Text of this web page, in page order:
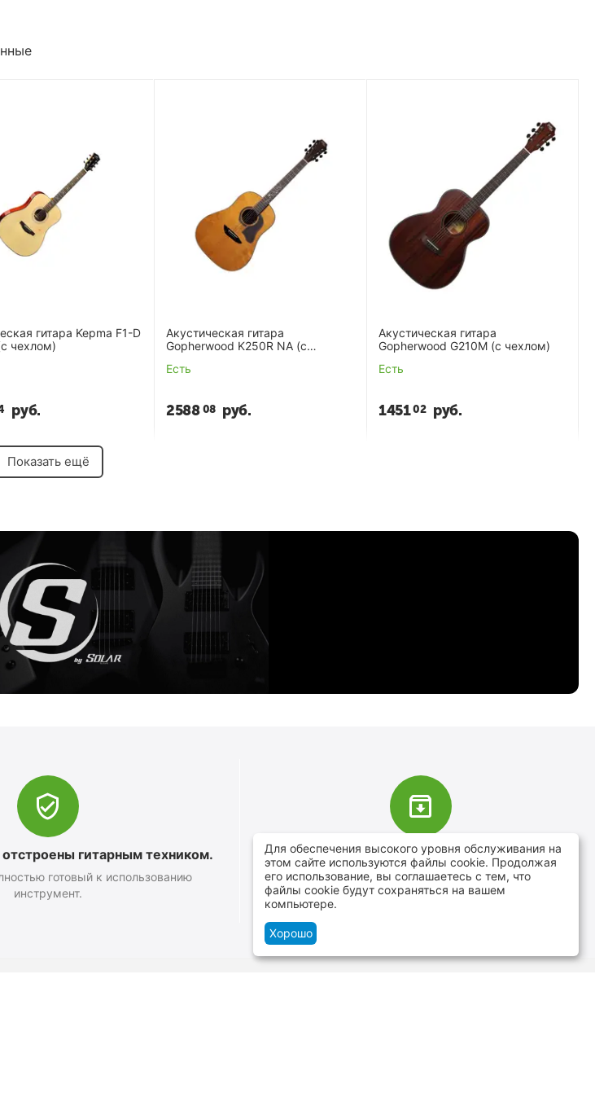
гитара Kepma F1-D
чехлом)
руб.
Акустическая гитара
Gopherwood K250R NA (с
Есть
2588 08 руб.
Акустическая гитара
Gopherwood G210M (с чехлом)
Есть
145102 руб.
Показать ещё
гитарным техником.
готовый к использованию
инструмент.
В наличии более 4000 наименований
товаров
От расходников до сценического оборудования
Для обеспечения высокого уровня обслуживания на
этом сайте используются файлы cookie. Продолжая
его использование, вы соглашаетесь с тем, что
файлы cookie будут сохраняться на вашем
компьютере.
Хорошо